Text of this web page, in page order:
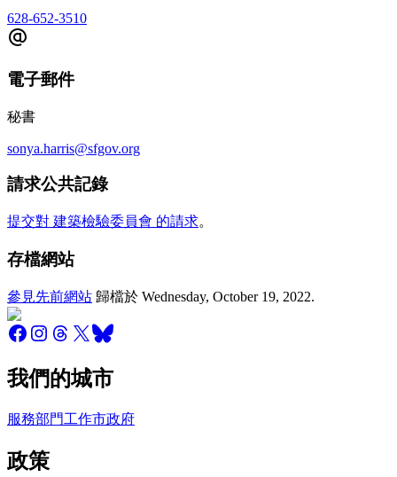
628-652-3510
電子郵件
秘書
sonya.harris@sfgov.org
請求公共記錄
提交對 建築檢驗委員會 的請求。
存檔網站
參見先前網站 歸檔於 Wednesday, October 19, 2022.
我們的城市
服務部門工作市政府
政策